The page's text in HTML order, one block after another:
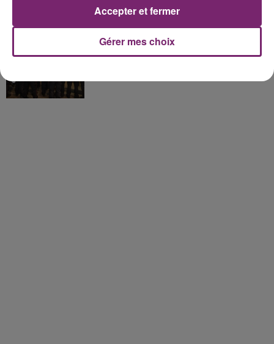
158 pompiers de la région sont
partis hier soir pour la Gironde
Gérer mes choix
Accepter et fermer